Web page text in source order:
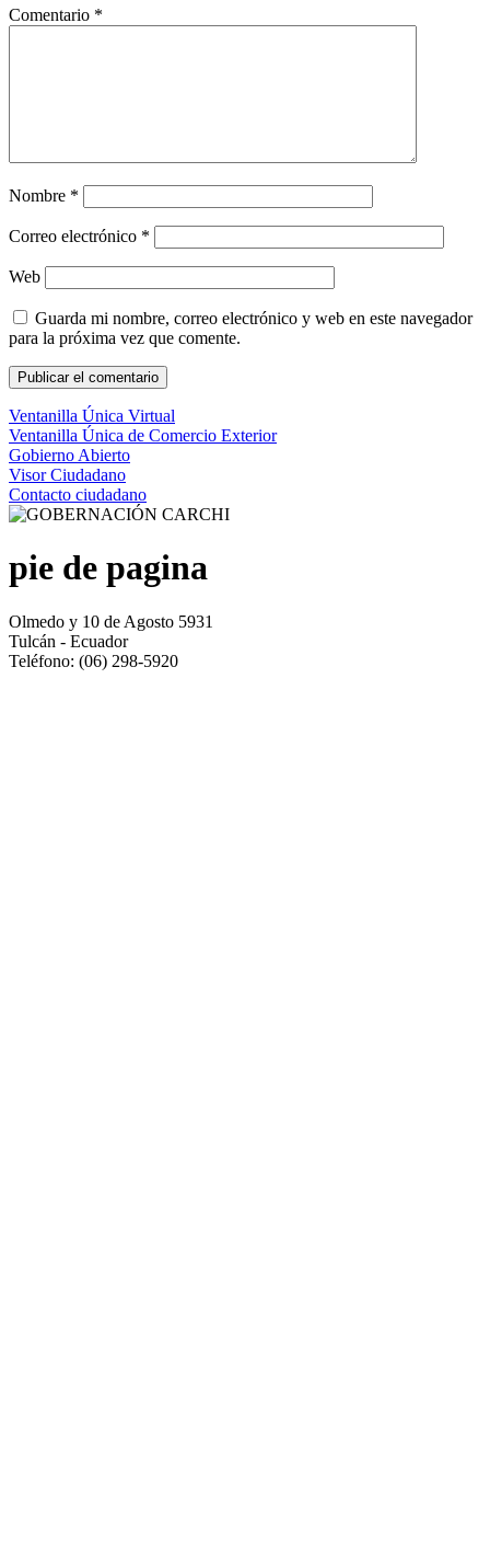
Comentario *
Nombre *
Correo electrónico *
Web
Guarda mi nombre, correo electrónico y web en este navegador
para la próxima vez que comente.
Ventanilla Única Virtual
Ventanilla Única de Comercio Exterior
Gobierno Abierto
Visor Ciudadano
Contacto ciudadano
pie de pagina
Olmedo y 10 de Agosto 5931
Tulcán - Ecuador
Teléfono: (06) 298-5920